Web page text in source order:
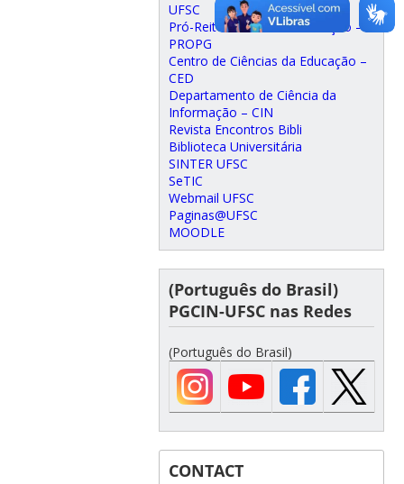
UFSC
Pró-Reitoria de Pós-Graduação –
PROPG
Centro de Ciências da Educação –
CED
Departamento de Ciência da
Informação – CIN
Revista Encontros Bibli
Biblioteca Universitária
SINTER UFSC
SeTIC
Webmail UFSC
Paginas@UFSC
MOODLE
(Português do Brasil)
PGCIN-UFSC nas Redes
(Português do Brasil)
CONTACT